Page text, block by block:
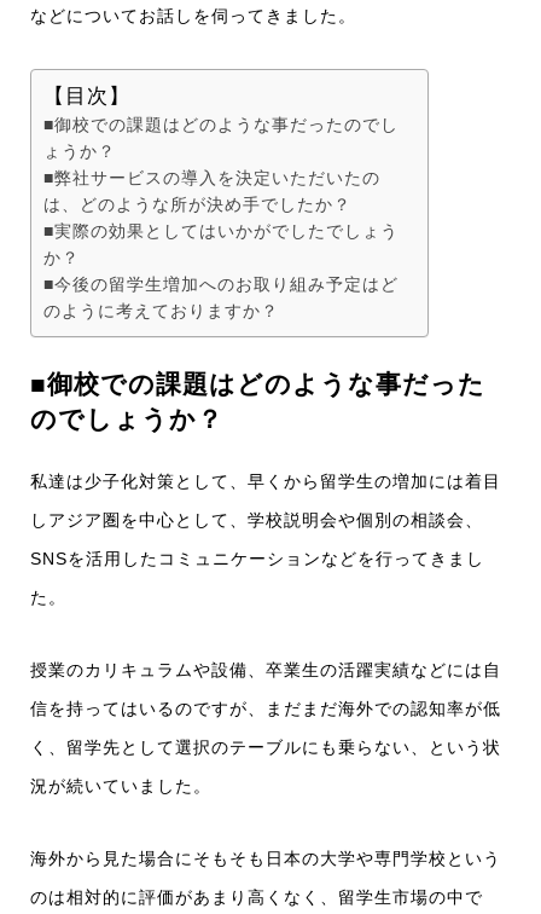
などについてお話しを伺ってきました。
【目次】
■御校での課題はどのような事だったのでし
ょうか？
■弊社サービスの導入を決定いただいたの
は、どのような所が決め手でしたか？
■実際の効果としてはいかがでしたでしょう
か？
■今後の留学生増加へのお取り組み予定はど
のように考えておりますか？
■御校での課題はどのような事だった
のでしょうか？
私達は少子化対策として、早くから留学生の増加には着目
しアジア圏を中心として、学校説明会や個別の相談会、
SNSを活用したコミュニケーションなどを行ってきまし
た。
授業のカリキュラムや設備、卒業生の活躍実績などには自
信を持ってはいるのですが、まだまだ海外での認知率が低
く、留学先として選択のテーブルにも乗らない、という状
況が続いていました。
海外から見た場合にそもそも日本の大学や専門学校という
のは相対的に評価があまり高くなく、留学生市場の中で